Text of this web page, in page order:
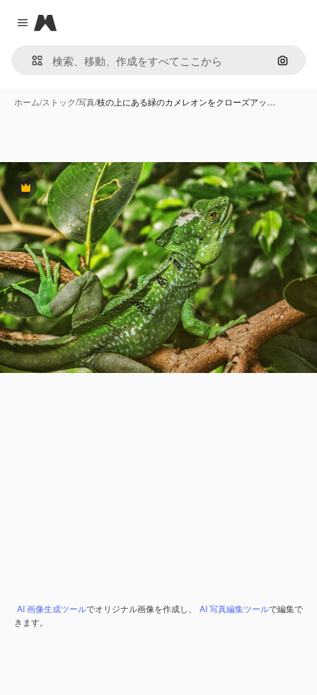
Close menu
Magnific
画像で
ホーム/ストック/写真/枝の上にある緑のカメレオンをクローズアッ…
Premium
AI 画像生成ツールでオリジナル画像を作成し、 AI 写真編集ツールで編集で
きます。